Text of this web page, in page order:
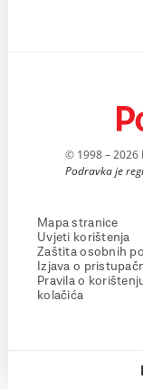
© 1998 – 2026
Podravka je
Mapa stranice
Uvjeti korištenja
Zaštita osobnih
Izjava o
Pravila o
kolačića